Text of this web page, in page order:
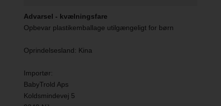
Advarsel - kvælningsfare
Opbevar plastikemballage utilgængeligt for børn
Oprindelsesland: Kina
Importør:
BabyTrold Aps
Koldsmindevej 5